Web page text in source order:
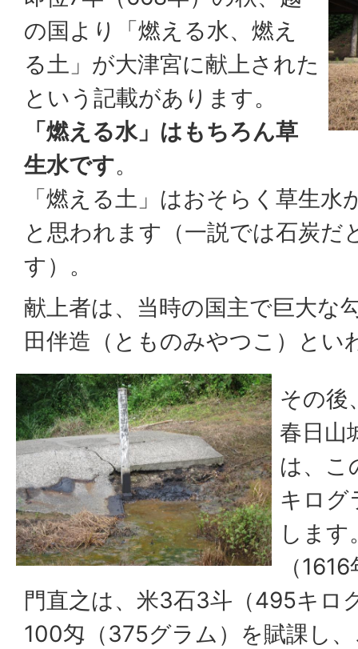
の国より「燃える水、燃え
る土」が大津宮に献上された
という記載があります。
「燃える水」はもちろん草
生水です。
「燃える土」はおそらく草生
と思われます（一説では石炭だ
す）。
献上者は、当時の国主で巨大な
田伴造（とものみやつこ）とい
その後
春日山
は、こ
キログ
しま
（
門直之は、米3石3斗（495キロ
100匁（375グラム）を賦課し